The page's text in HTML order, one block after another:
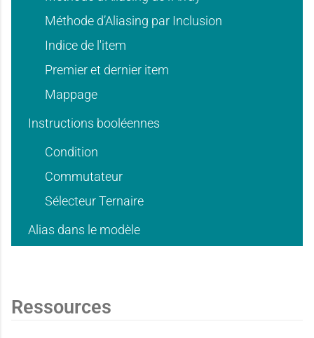
'
u
s
a
a
e
d
'
u
s
e
u
Méthode d’Aliasing par Inclusion
Indice de l'item
Premier et dernier item
Mappage
Instructions booléennes
Condition
Commutateur
Sélecteur Ternaire
Alias dans le modèle
Ressources